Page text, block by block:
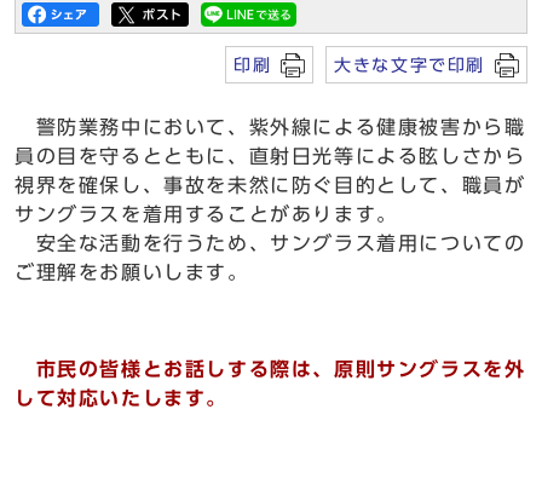
印刷 大きな文字で印刷
警防業務中において、紫外線による健康被害から職
員の目を守るとともに、直射日光等による眩しさから
視界を確保し、事故を未然に防ぐ目的として、職員が
サングラスを着用することがあります。
安全な活動を行うため、サングラス着用についての
ご理解をお願いします。
市民の皆様とお話しする際は、原則サングラスを外
して対応いたします。